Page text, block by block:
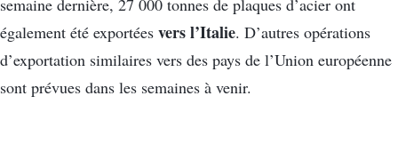
semaine dernière, 27 000 tonnes de plaques d’acier ont
également été exportées vers l’Italie. D’autres opérations
d’exportation similaires vers des pays de l’Union européenne
sont prévues dans les semaines à venir.